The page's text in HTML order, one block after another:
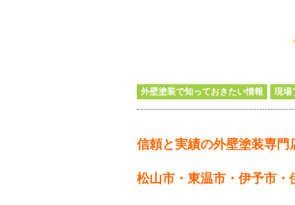
外壁塗装で知っておきたい情報 現場
信頼と実績の外壁塗装専門
松山市・東温市・伊予市